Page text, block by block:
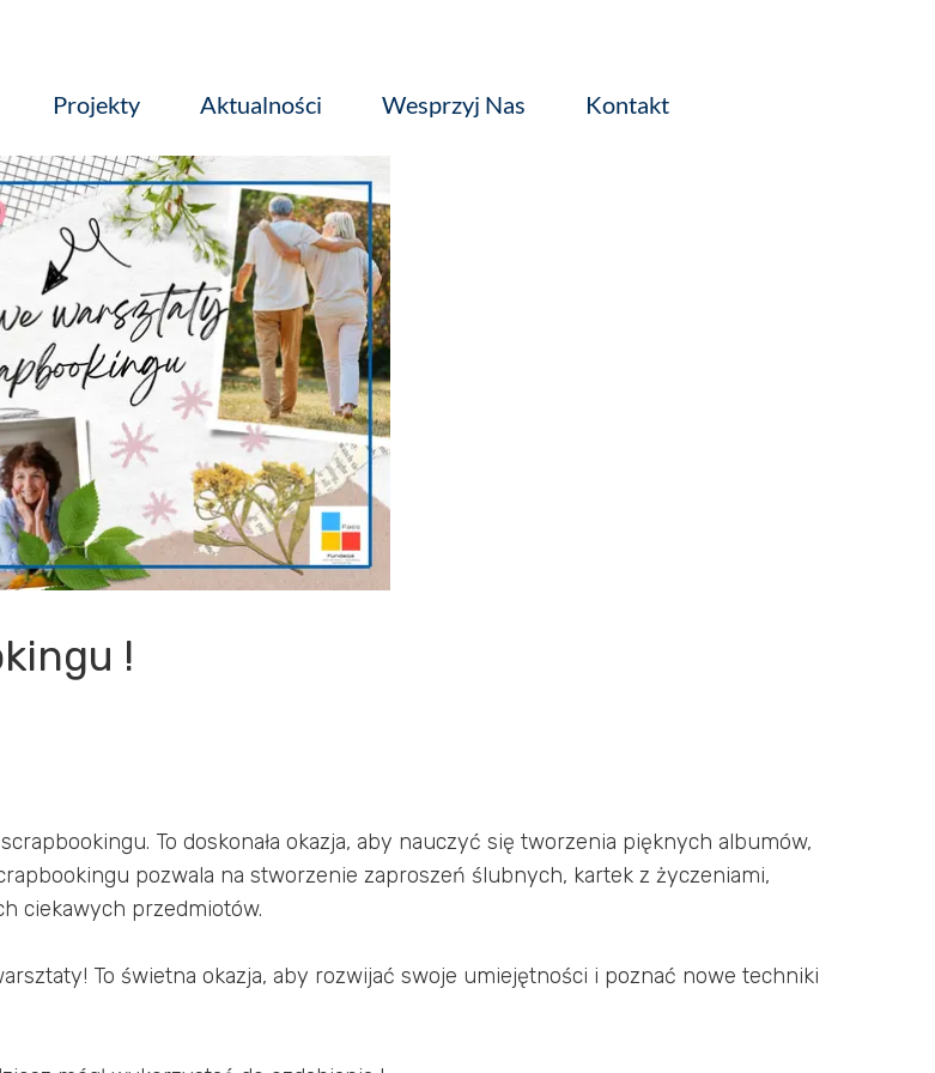
Nas
Projekty Aktualności Wesprzyj Nas Kontakt
!
To doskonała okazja, aby nauczyć się tworzenia pięknych albumów,
pozwala na stworzenie zaproszeń ślubnych, kartek z życzeniami,
ciekawych przedmiotów.
To świetna okazja, aby rozwijać swoje umiejętności i poznać nowe techniki